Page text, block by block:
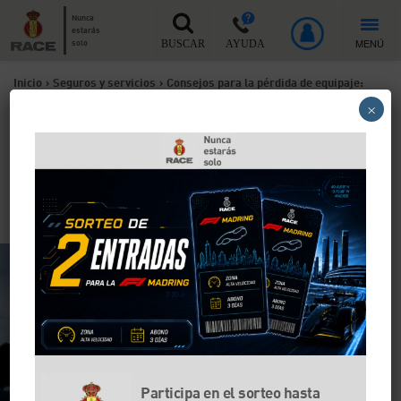
Nunca
estarás
solo
BUSCAR AYUDA MENÚ
Inicio > Seguros y servicios > Consejos para la pérdida de equipaje:
Consejos para la pérdida de
equipaje: ¿cómo reclamar el
equipaje perdido?
Participa en el sorteo hasta
×